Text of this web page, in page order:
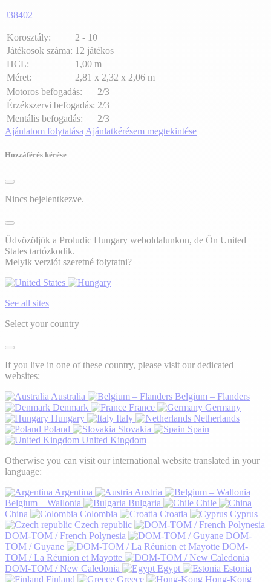
J38402
Korosztály:
2 - 10
Játékosok száma: 12 játékos
HCL:
1,00 m
Méret:
2,81 x 2,32 x 2,06 m
Motoros befogadás:
2/3
Érzékszervi befogadás: 2/3
Mentális befogadás:
2/3
Ajánlatom folytatása Ajánlatkérésem megtekintése
Hozzáférés kérése
Nincs bejelentkezve.
Üdvözöljük a Proludic Hungary weboldalunkon, de Ön United
States tartózkodik.
Melyik verziót szeretné folytatni?
See all sites
Select your country
If you live in one of these country, please visit our dedicated
websites:
Australia
Belgium – Flanders
Denmark
France
Germany
Hungary
Italy
Netherlands
Poland
Slovakia
Spain
United Kingdom
Otherwise you can visit our international website translated in your
language:
Argentina
Austria
Belgium – Wallonia
Bulgaria
Chile
China
Colombia Croatia
Cyprus
Czech republic
DOM-TOM / French Polynesia
DOM-
TOM / Guyane
DOM-
TOM / La Réunion et Mayotte
DOM-TOM / New Caledonia
Egypt
Estonia
Finland
Greece Hong-Kong